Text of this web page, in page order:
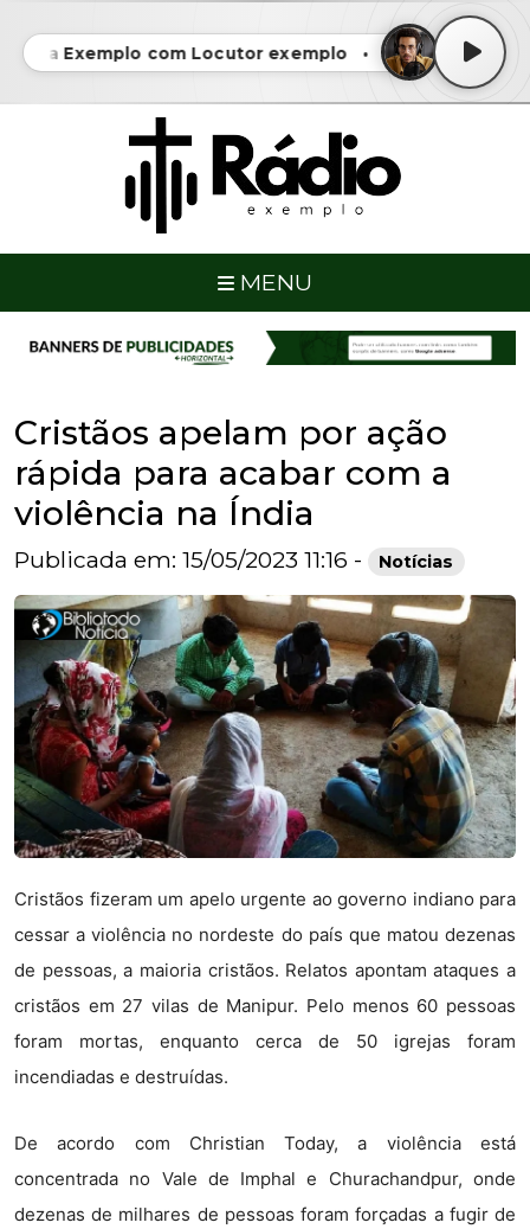
Exemplo com Locutor exemplo • Programa
MENU
Cristãos apelam por ação
rápida para acabar com a
violência na Índia
Publicada em: 15/05/2023 11:16 - Notícias
Cristãos fizeram um apelo urgente ao governo indiano para
cessar a violência no nordeste do país que matou dezenas
de pessoas, a maioria cristãos. Relatos apontam ataques a
cristãos em 27 vilas de Manipur. Pelo menos 60 pessoas
foram mortas, enquanto cerca de 50 igrejas foram
incendiadas e destruídas.
De acordo com Christian Today, a violência está
concentrada no Vale de Imphal e Churachandpur, onde
dezenas de milhares de pessoas foram forçadas a fugir de